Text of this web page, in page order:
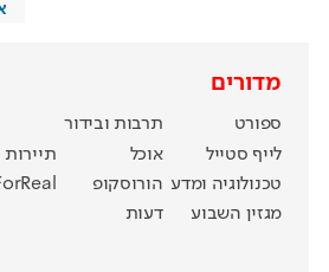
מדורים
ספורט
תרבות ובידור
לייף סטייל
אוכל
תיירות
טכנולוגיה ומדע הורוסקופ
מגזין השבוע
דעות